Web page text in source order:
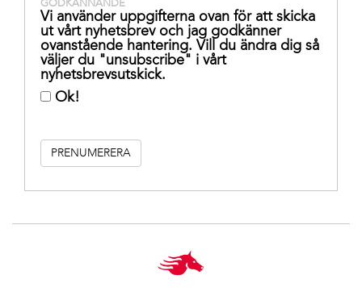
GODKÄNNANDE
Vi använder uppgifterna ovan för att skicka
ut vårt nyhetsbrev och jag godkänner
ovanstående hantering. Vill du ändra dig så
väljer du "unsubscribe" i vårt
nyhetsbrevsutskick.
Ok!